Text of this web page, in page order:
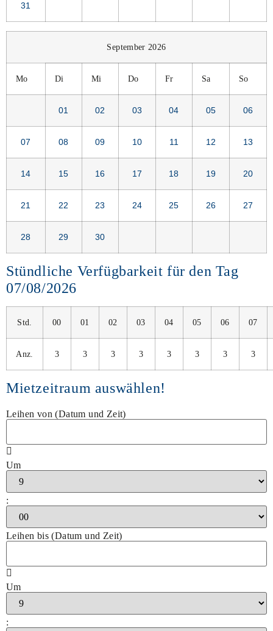
31
September 2026
Mo Di Mi Do Fr Sa So
01 02 03 04 05 06
07 08 09 10 11 12 13
14 15 16 17 18 19 20
21 22 23 24 25 26 27
28 29 30
Stündliche Verfügbarkeit für den Tag
07/08/2026
Std. 00 01 02 03 04 05 06 07
Anz. 3 3 3 3 3 3 3 3
Mietzeitraum auswählen!
Leihen von (Datum und Zeit)
Um
:
Leihen bis (Datum und Zeit)
Um
: